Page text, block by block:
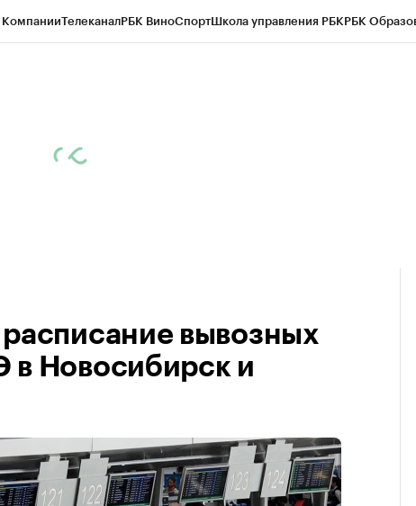
КомпанииТелеканалРБК ВиноСпортШкола управления РБКРБК
расписание вывозных
в Новосибирск и